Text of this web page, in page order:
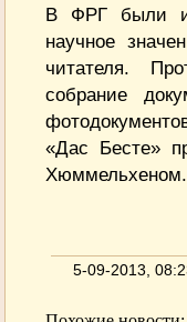
В ФРГ были
научное
читателя.
собрание
«Дас Бесте»
Хюммельхеном.
5-09-2013,